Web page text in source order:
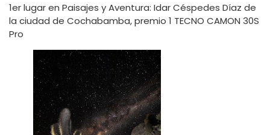
1er lugar en Paisajes y Aventura: Idar Céspedes Díaz de
la ciudad de Cochabamba, premio 1 TECNO CAMON 30S
Pro